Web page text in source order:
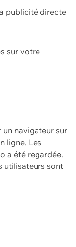
publicité directe
sur votre
un navigateur sur
ligne. Les
a été regardée.
utilisateurs sont